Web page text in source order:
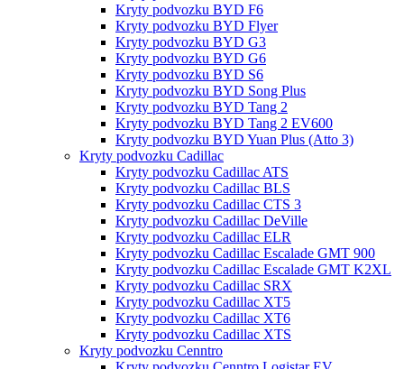
Kryty podvozku BYD F6
Kryty podvozku BYD Flyer
Kryty podvozku BYD G3
Kryty podvozku BYD G6
Kryty podvozku BYD S6
Kryty podvozku BYD Song Plus
Kryty podvozku BYD Tang 2
Kryty podvozku BYD Tang 2 EV600
Kryty podvozku BYD Yuan Plus (Atto 3)
Kryty podvozku Cadillac
Kryty podvozku Cadillac ATS
Kryty podvozku Cadillac BLS
Kryty podvozku Cadillac CTS 3
Kryty podvozku Cadillac DeVille
Kryty podvozku Cadillac ELR
Kryty podvozku Cadillac Escalade GMT 900
Kryty podvozku Cadillac Escalade GMT K2XL
Kryty podvozku Cadillac SRX
Kryty podvozku Cadillac XT5
Kryty podvozku Cadillac XT6
Kryty podvozku Cadillac XTS
Kryty podvozku Cenntro